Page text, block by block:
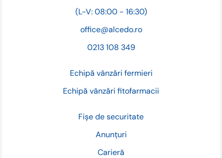
Fișe de securitate
Anunțuri
Carieră
(L-V: 08:00 - 16:30)
office@alcedo.ro
0213 108 349
Echipă vânzări fermieri
Echipă vânzări fitofarmacii